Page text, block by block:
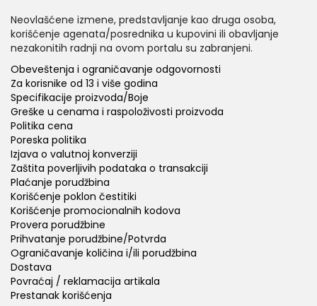
Neovlašćene izmene, predstavljanje kao druga osoba,
korišćenje agenata/posrednika u kupovini ili obavljanje
nezakonitih radnji na ovom portalu su zabranjeni.
Obeveštenja i ograničavanje odgovornosti
Za korisnike od 13 i više godina
Specifikacije proizvoda/Boje
Greške u cenama i raspoloživosti proizvoda
Politika cena
Poreska politika
Izjava o valutnoj konverziji
Zaštita poverljivih podataka o transakciji
Plaćanje porudžbina
Korišćenje poklon čestitiki
Korišćenje promocionalnih kodova
Provera porudžbine
Prihvatanje porudžbine/Potvrda
Ograničavanje količina i/ili porudžbina
Dostava
Povraćaj / reklamacija artikala
Prestanak korišćenja